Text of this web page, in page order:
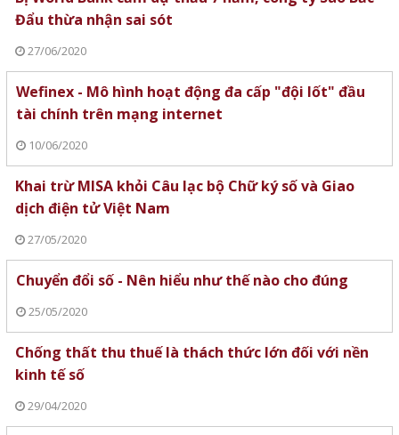
Đẩu thừa nhận sai sót
27/06/2020
Wefinex - Mô hình hoạt động đa cấp "đội lốt" đầu
tài chính trên mạng internet
10/06/2020
Khai trừ MISA khỏi Câu lạc bộ Chữ ký số và Giao
dịch điện tử Việt Nam
27/05/2020
Chuyển đổi số - Nên hiểu như thế nào cho đúng
25/05/2020
Chống thất thu thuế là thách thức lớn đối với nền
kinh tế số
29/04/2020